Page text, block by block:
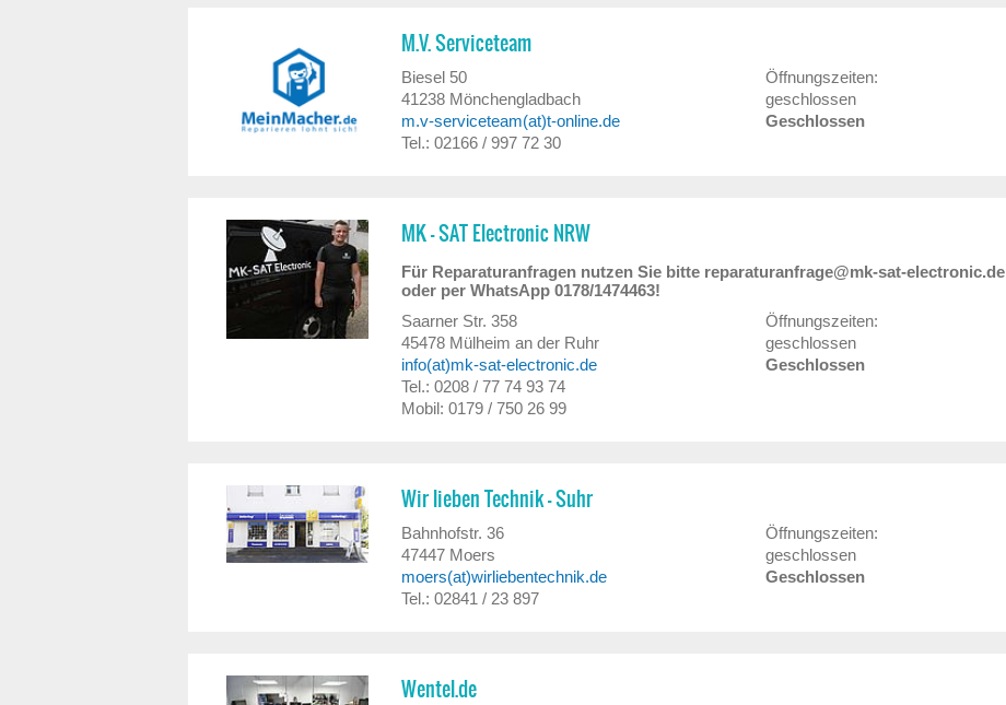
M.V. Serviceteam
Biesel 50
41238 Mönchengladbach
m.v-serviceteam(at)t-online.de
Tel.: 02166 / 997 72 30
Öffnungszeiten:
geschlossen
Geschlossen
MK - SAT Electronic NRW
Für Reparaturanfragen nutzen Sie bitte reparaturanfrage@mk-sat-electronic.de
oder per WhatsApp 0178/1474463!
Saarner Str. 358
45478 Mülheim an der Ruhr
info(at)mk-sat-electronic.de
Tel.: 0208 / 77 74 93 74
Mobil: 0179 / 750 26 99
Öffnungszeiten:
geschlossen
Geschlossen
Wir lieben Technik - Suhr
Bahnhofstr. 36
47447 Moers
moers(at)wirliebentechnik.de
Tel.: 02841 / 23 897
Öffnungszeiten:
geschlossen
Geschlossen
Wentel.de